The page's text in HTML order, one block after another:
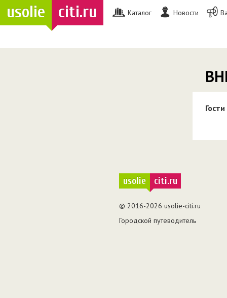
usolie citi.ru Каталог Новости
Гости
usolie citi.ru
© 2016-2026 usolie-citi.ru
Городской путеводитель